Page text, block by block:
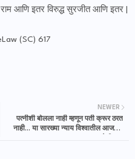
आणि इतर विरुद्ध सुरजीत आणि इतर |
(SC) 617
NEWER
पत्नीशी बोलला नाही म्हणून पती क्रूर ठरत
नाही... या सारख्या न्याय विश्वातील आजच्या